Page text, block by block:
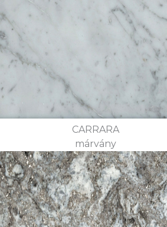
CARRARA
márvány